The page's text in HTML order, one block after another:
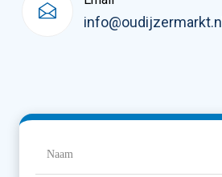
info@oudijzermarkt.nl